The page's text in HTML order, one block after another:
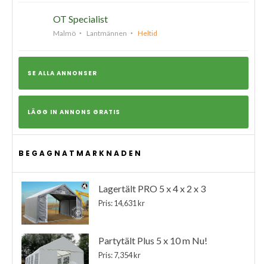
OT Specialist
Malmö Lantmännen Heltid
SE ALLA ANNONSER
LÄGG IN ANNONS GRATIS
BEGAGNATMARKNADEN
Lagertält PRO 5 x 4 x 2 x 3
Pris: 14,631 kr
Partytält Plus 5 x 10 m Nu!
Pris: 7,354 kr